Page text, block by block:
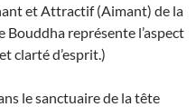
et Attractif (Aimant) de la
Bouddha représente l’aspect
clarté d’esprit.)
le sanctuaire de la tête